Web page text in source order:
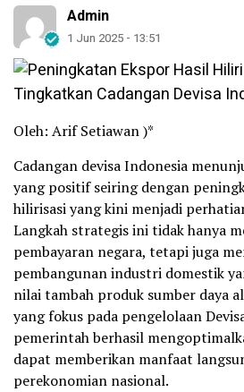
Admin
1 Jun 2025 - 13:51
Oleh: Arif Setiawan )*
Cadangan devisa Indonesia
yang positif seiring dengan
hilirisasi yang kini menjadi
Langkah strategis ini tidak hanya
pembayaran negara, tetapi juga
pembangunan industri domestik
nilai tambah produk sumber daya
yang fokus pada pengelolaan
pemerintah berhasil
dapat memberikan manfaat
perekonomian nasional.